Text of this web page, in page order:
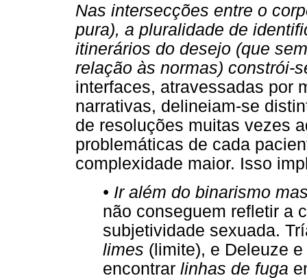
Nas intersecções entre o
pura), a pluralidade de
itinerários do desejo (que
relação às normas) constrói-
interfaces, atravessadas por
narrativas, delineiam-se
de resoluções muitas vezes
problemáticas de cada
complexidade maior. Isso
• Ir além do binarismo
não conseguem refletir a
subjetividade sexuada.
limes (limite), e Deleuze
encontrar linhas de fuga